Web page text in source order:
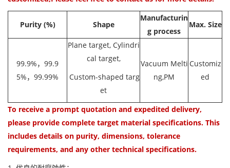
Purity (%) Shape
Manufacturin
g process
Max. Size
99.9%，99.9
5%，99.99%
Plane target, Cylindri
cal target,
Custom-shaped targ
et
Vacuum Melti
ng,PM
Customiz
ed
To receive a prompt quotation and expedited delivery,
please provide complete target material specifications. This
includes details on purity, dimensions, tolerance
requirements, and any other technical specifications.